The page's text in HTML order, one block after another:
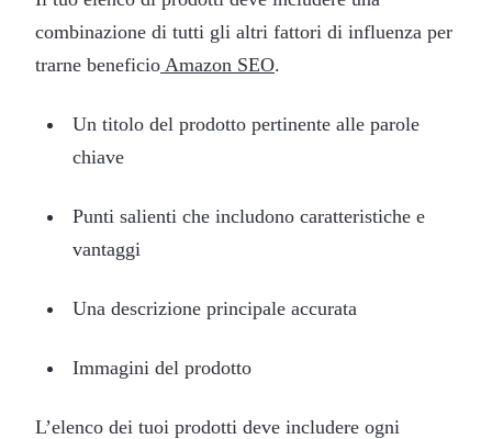
combinazione di tutti gli altri fattori di influenza per
trarne beneficio Amazon SEO.
Un titolo del prodotto pertinente alle parole
chiave
Punti salienti che includono caratteristiche e
vantaggi
Una descrizione principale accurata
Immagini del prodotto
L’elenco dei tuoi prodotti deve includere ogni